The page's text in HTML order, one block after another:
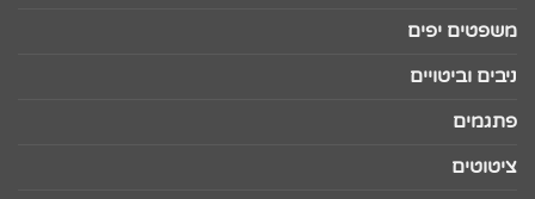
משפטים יפים
ניבים וביטויים
פתגמים
ציטוטים